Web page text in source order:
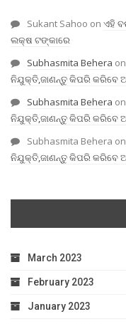
Sukant Sahoo on ଏହି
ଲକ୍ଷ ଟଙ୍କାରେ
Subhasmita Behera on
ନିଯୁକ୍ତି,ଜାଣନ୍ତୁ କିପରି କରିବେ
Subhasmita Behera on
ନିଯୁକ୍ତି,ଜାଣନ୍ତୁ କିପରି କରିବେ
Subhasmita Behera on
ନିଯୁକ୍ତି,ଜାଣନ୍ତୁ କିପରି କରିବେ
March 2023
February 2023
January 2023